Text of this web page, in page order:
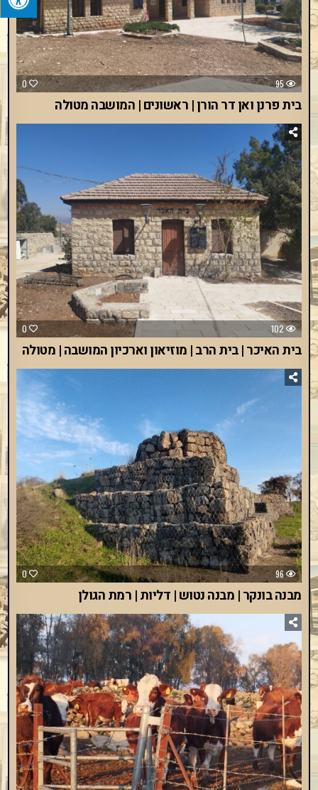
0 95
בית פרנן ואן דר הורן | ראשונים | המושבה מטולה
0 102
בית האיכר | בית הרב | מוזיאון וארכיון המושבה | מטולה
0 96
מבנה בונקר | מבנה נטוש | דליות | רמת הגולן